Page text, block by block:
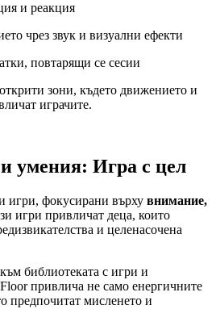
и реакция
чрез звук и визуални ефекти
повтарящи се сесии
зони, където движението и
играчите.
умения: Игра с цел
игри, фокусирани върху внимание,
игри привличат деца, които
и целенасочена
библиотеката с игри и
привлича не само енергичните
предпочитат мисленето и